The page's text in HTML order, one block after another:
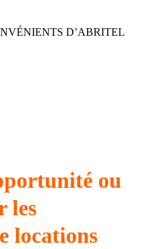
D’ABRITEL
ou
les
locations